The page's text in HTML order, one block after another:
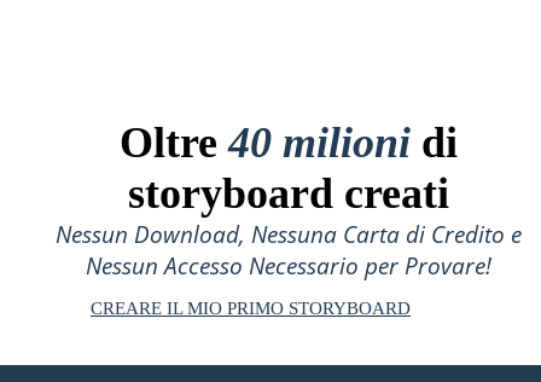
Oltre40 milioni di
storyboard creati
Nessun Download, Nessuna Carta di Credito e
Nessun Accesso Necessario per Provare!
CREARE IL MIO PRIMO STORYBOARD